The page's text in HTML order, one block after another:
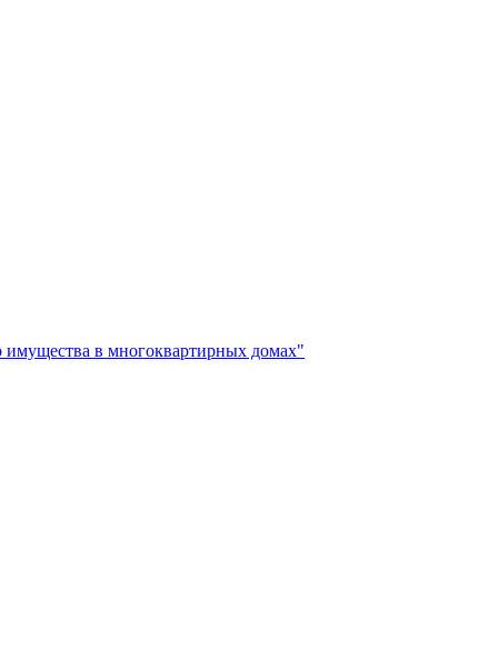
имущества в многоквартирных домах"